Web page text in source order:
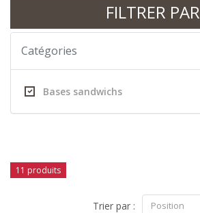
FILTRER PAR
Catégories
Bases sandwichs
11 produits
Trier par : Position